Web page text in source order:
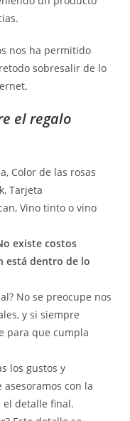
nos ha permitido
sobresalir de lo
el regalo
Color de las rosas
Tarjeta
Vino tinto o vino
existe costos
está dentro de lo
No se preocupe nos
y si siempre
para que cumpla
los gustos y
con la
el detalle final.